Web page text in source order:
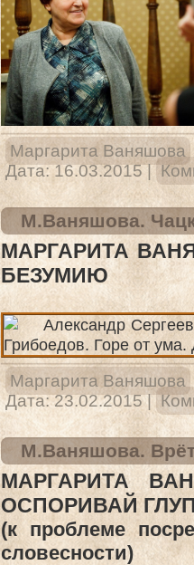
Маргарита Ваняшова
Дата: 16.03.2015 |
М.Ваняшова.
МАРГАРИТА
БЕЗУМИЮ
Маргарита Ваняшова
Дата: 23.02.2015 |
М.Ваняшова.
МАРГАРИТА
ОСПОРИВАЙ
(к проблеме
словесности)